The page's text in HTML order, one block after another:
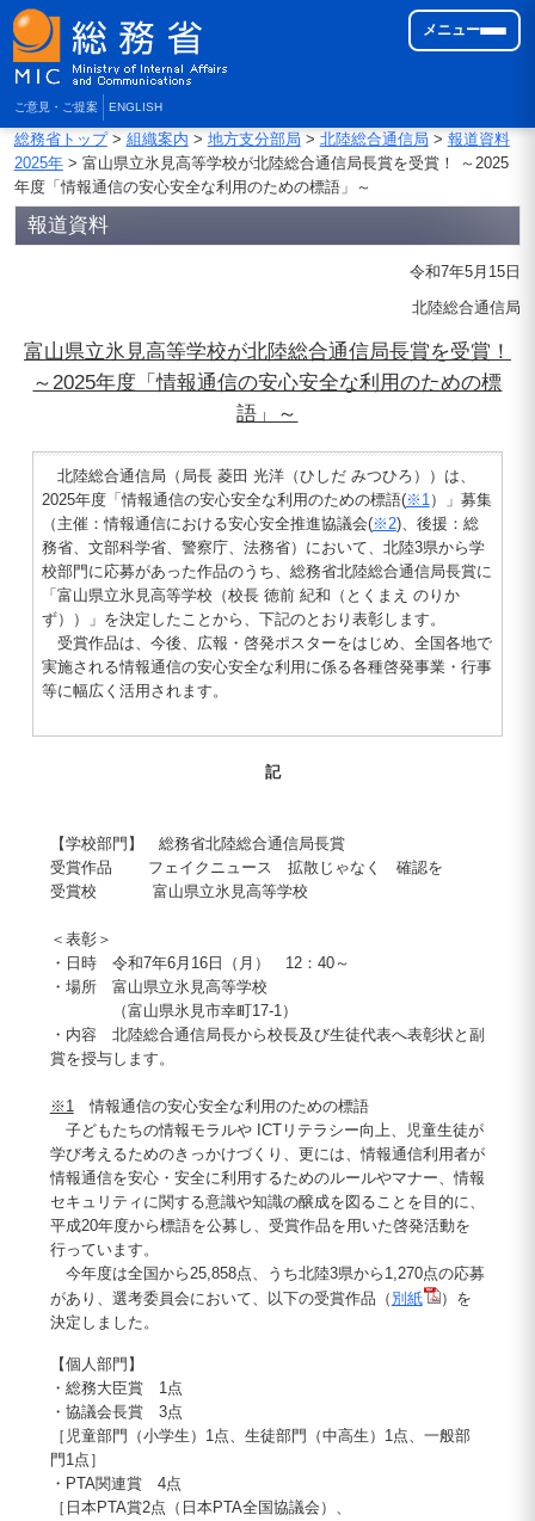
ご意見・ご提案 ENGLISH
メニュー
総務省トップ> 組織案内 > 地方支分部局 > 北陸総合通信局 > 報道資料
2025年> 富山県立氷見高等学校が北陸総合通信局長賞を受賞！ ～2025
年度「情報通信の安心安全な利用のための標語」～
報道資料
令和7年5月15日
北陸総合通信局
富山県立氷見高等学校が北陸総合通信局長賞を受賞！
～2025年度「情報通信の安心安全な利用のための標
語」～
北陸総合通信局（局長 菱田 光洋（ひしだ みつひろ））は、
2025年度「情報通信の安心安全な利用のための標語(※1）」募集
（主催：情報通信における安心安全推進協議会(※2)、後援：総
務省、文部科学省、警察庁、法務省）において、北陸3県から学
校部門に応募があった作品のうち、総務省北陸総合通信局長賞に
「富山県立氷見高等学校（校長 徳前 紀和（とくまえ のりか
ず））」を決定したことから、下記のとおり表彰します。
受賞作品は、今後、広報・啓発ポスターをはじめ、全国各地で
実施される情報通信の安心安全な利用に係る各種啓発事業・行事
等に幅広く活用されます。
記
【学校部門】 総務省北陸総合通信局長賞
受賞作品 フェイクニュース 拡散じゃなく 確認を
受賞校 富山県立氷見高等学校
＜表彰＞
・日時 令和7年6月16日（月） 12：40～
・場所 富山県立氷見高等学校
（富山県氷見市幸町17-1）
・内容 北陸総合通信局長から校長及び生徒代表へ表彰状と副
賞を授与します。
※1情報通信の安心安全な利用のための標語
子どもたちの情報モラルや ICTリテラシー向上、児童生徒が
学び考えるためのきっかけづくり、更には、情報通信利用者が
情報通信を安心・安全に利用するためのルールやマナー、情報
セキュリティに関する意識や知識の醸成を図ることを目的に、
平成20年度から標語を公募し、受賞作品を用いた啓発活動を
行っています。
今年度は全国から25,858点、うち北陸3県から1,270点の応募
があり、選考委員会において、以下の受賞作品（ 別紙
）を
決定しました。
【個人部門】
・総務大臣賞 1点
・協議会長賞 3点
［児童部門（小学生）1点、生徒部門（中高生）1点、一般部
門1点］
・PTA関連賞 4点
［日本PTA賞2点（日本PTA全国協議会）、